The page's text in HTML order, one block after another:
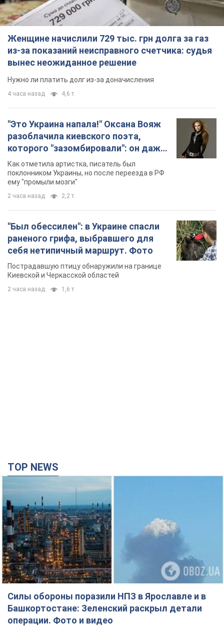
Женщине начислили 729 тыс. грн долга за газ
из-за показаний неисправного счетчика: судья
вынес неожиданное решение
Нужно ли платить долг из-за доначисления
4 часа назад 4,6 т.
"Это Украина напала!" Оксана Вояж
разоблачила киевского поэта,
которого "зазомбировали": он даже
русского не знал, а теперь хочет
геноцида украинцев
Как отметила артистка, писатель был
поклонником Украины, но после переезда в РФ
ему "промыли мозги"
2 часа назад 2,2 т.
"Был обессилен": в Украине спасли
раненого грифа, выбравшего для
себя нетипичный маршрут. Фото
Пострадавшую птицу обнаружили на границе
Киевской и Черкасской областей
2 часа назад 1,6 т.
TOP NEWS
Силы обороны поразили НПЗ в Ярославле и в
Башкортостане: Зеленский раскрыл детали
операции. Фото и видео